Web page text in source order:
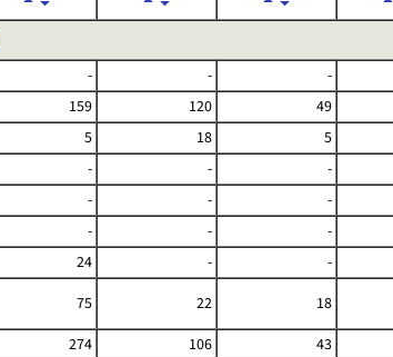
- - -
159 120 49
5 18 5
- - -
- - -
- - -
24 - -
75 22 18
274 106 43